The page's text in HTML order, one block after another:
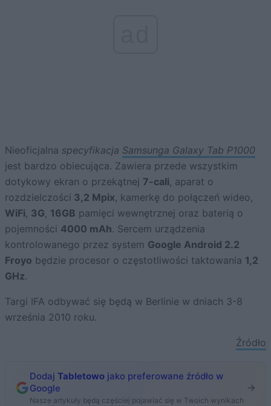
Nieoficjalna specyfikacja Samsunga Galaxy Tab P1000
jest bardzo obiecująca. Zawiera przede wszystkim
dotykowy ekran o przekątnej 7-cali, aparat o
rozdzielczości 3,2 Mpix, kamerkę do połączeń wideo,
WiFi, 3G, 16GB pamięci wewnętrznej oraz baterią o
pojemności 4000 mAh. Sercem urządzenia
kontrolowanego przez system Google Android 2.2
Froyo będzie procesor o częstotliwości taktowania 1,2
GHz.
Targi IFA odbywać się będą w Berlinie w dniach 3-8
września 2010 roku.
Źródło
Dodaj Tabletowo jako preferowane źródło w
Google
Nasze artykuły będą częściej pojawiać się w Twoich wynikach